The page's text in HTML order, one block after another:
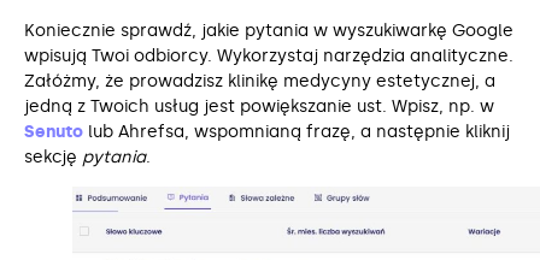
Koniecznie sprawdź, jakie pytania w wyszukiwarkę Google
wpisują Twoi odbiorcy. Wykorzystaj narzędzia analityczne.
Załóżmy, że prowadzisz klinikę medycyny estetycznej, a
jedną z Twoich usług jest powiększanie ust. Wpisz, np. w
Senuto lub Ahrefsa, wspomnianą frazę, a następnie kliknij
sekcję pytania.